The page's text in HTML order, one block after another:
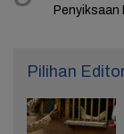
Penyiksaan
Pilihan